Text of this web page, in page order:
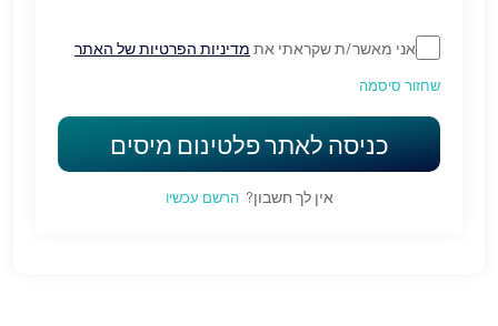
אני מאשר/ת שקראתי את מדיניות הפרטיות של האתר
שחזור סיסמה
כניסה לאתר פלטינום מיסים
אין לך חשבון?הרשם עכשיו